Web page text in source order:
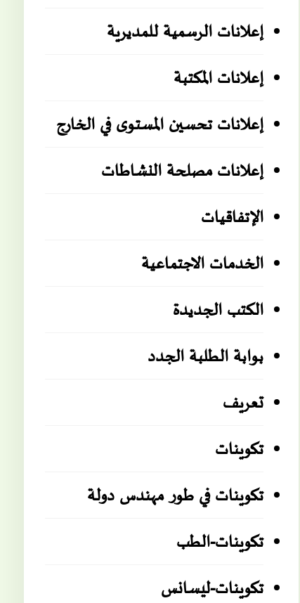
إعلانات الرسمية للمديرية
إعلانات المكتبة
إعلانات تحسين المستوى في الخارج
إعلانات مصلحة النشاطات
الإتفاقيات
الخدمات الاجتماعية
الكتب الجديدة
بوابة الطلبة الجدد
تعريف
تكوينات
تكوينات في طور مهندس دولة
تكوينات-الطب
تكوينات-ليسانس